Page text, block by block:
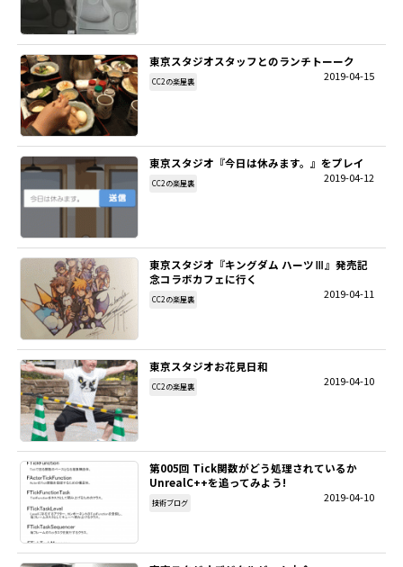
東京スタジオスタッフとのランチトーーク
2019-04-15
CC2の楽屋裏
東京スタジオ『今日は休みます。』をプレイ
2019-04-12
CC2の楽屋裏
東京スタジオ『キングダム ハーツⅢ』発売記
念コラボカフェに行く
2019-04-11
CC2の楽屋裏
東京スタジオお花見日和
2019-04-10
CC2の楽屋裏
第005回 Tick関数がどう処理されているか
UnrealC++を追ってみよう!
2019-04-10
技術ブログ